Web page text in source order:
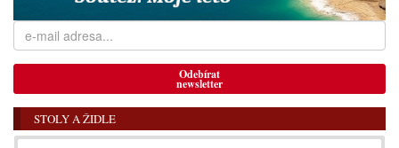
Odebírat
newsletter
STOLY A ŽIDLE